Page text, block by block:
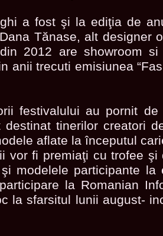
a fost şi la ediţia de
Tănase, alt designer
2012 are showroom
anii trecuti emisiunea
festivalului au pornit
destinat tinerilor creatori
aflate la începutul
vor fi premiaţi cu trofee
modelele participante la
la Romanian
la sfarsitul lunii august-